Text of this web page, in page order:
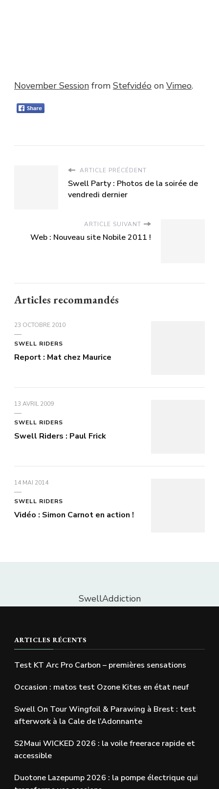
November Session from Stefvidéo on Vimeo.
ARTICLE PRÉCÉDENT
Swell Party : Photos de la soirée de
vendredi dernier
ARTICLE SUIVANT
Web : Nouveau site Nobile 2011 !
Articles recommandés
23 OCTOBRE 2010
SWELL RIDERS
Report : Mat chez Maurice
13 AVRIL 2009
SWELL RIDERS
Swell Riders : Paul Frick
14 MAI 2014
SWELL RIDERS
Vidéo : Simon Carnot en action !
SwellAddiction
ARTICLES RÉCENTS
Test KT Arc Pro Carbon – premières sensations
Occasion : matos test Ozone Kites en état neuf
Swell On Tour Wingfoil & Parawing à Brest : test
afterwork à la Cale de l’Adonnante
S2Maui WICKED 2026 : la voile freerace rapide et
accessible
Duotone Lazepump 2026 : la pompe électrique qui